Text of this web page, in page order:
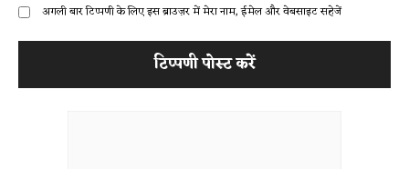
अगली बार टिप्पणी के लिए इस ब्राउज़र में मेरा नाम, ईमेल और वेबसाइट सहेजें